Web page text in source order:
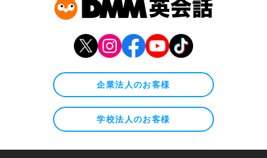
企業法人のお客様
学校法人のお客様